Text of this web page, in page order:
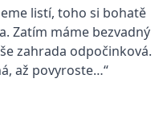
listí, toho si bohatě
Zatím máme bezvadný
zahrada odpočinková.
až povyroste…“